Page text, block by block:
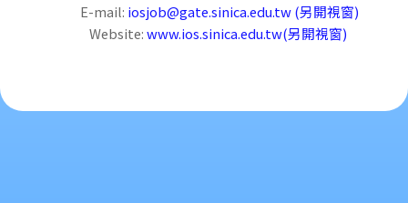
E-mail: iosjob@gate.sinica.edu.tw (另開視窗)
Website:www.ios.sinica.edu.tw(另開視窗)